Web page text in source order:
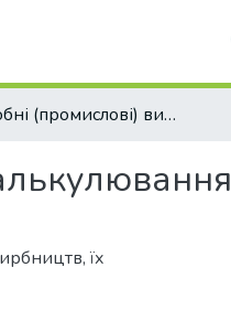
Підсобні (промислові) виробництва: особливості калькулювання
їх